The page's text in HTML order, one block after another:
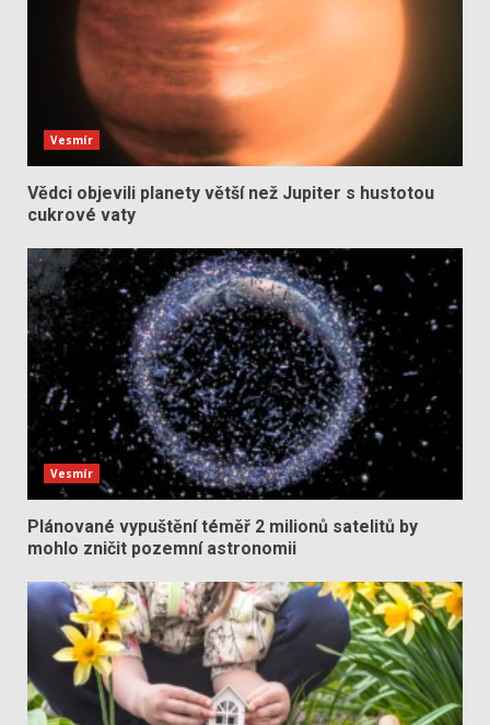
Vesmír
Vědci objevili planety větší než Jupiter s hustotou
cukrové vaty
Vesmír
Plánované vypuštění téměř 2 milionů satelitů by
mohlo zničit pozemní astronomii